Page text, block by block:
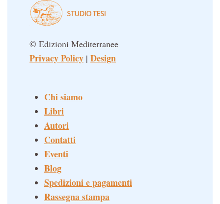
© Edizioni Mediterranee
Privacy Policy | Design
Chi siamo
Libri
Autori
Contatti
Eventi
Blog
Spedizioni e pagamenti
Rassegna stampa